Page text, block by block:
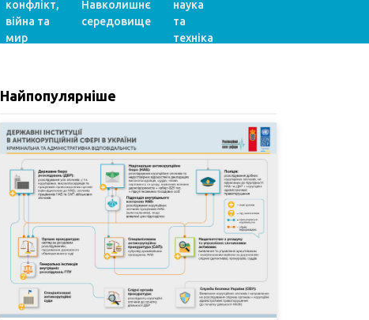
конфлікт,
війна та
мир
Навколишнє
середовище
наука
та
техніка
Найпопулярніше